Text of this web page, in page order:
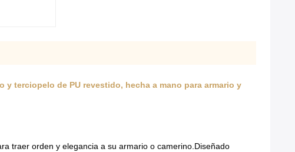
y terciopelo de PU revestido, hecha a mano para armario y
traer orden y elegancia a su armario o camerino.Diseñado